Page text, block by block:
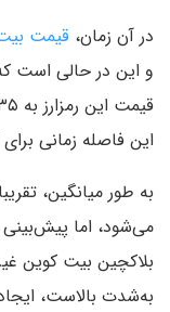
در آن زمان، قیمت
و این در حالی است
این فاصله زمانی
می‌شود، اما
بلاکچین بیت کوین
به‌شدت بالاست،